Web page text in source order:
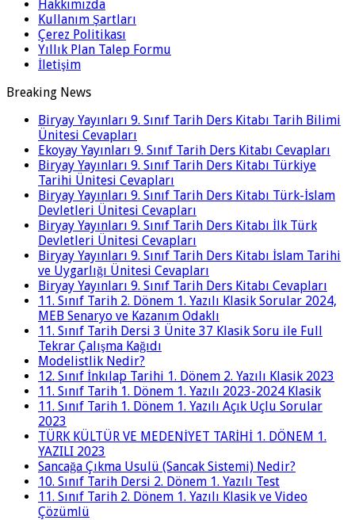
Hakkımızda
Kullanım Şartları
Çerez Politikası
Yıllık Plan Talep Formu
İletişim
Breaking News
Biryay Yayınları 9. Sınıf Tarih Ders Kitabı Tarih Bilimi
Ünitesi Cevapları
Ekoyay Yayınları 9. Sınıf Tarih Ders Kitabı Cevapları
Biryay Yayınları 9. Sınıf Tarih Ders Kitabı Türkiye
Tarihi Ünitesi Cevapları
Biryay Yayınları 9. Sınıf Tarih Ders Kitabı Türk-İslam
Devletleri Ünitesi Cevapları
Biryay Yayınları 9. Sınıf Tarih Ders Kitabı İlk Türk
Devletleri Ünitesi Cevapları
Biryay Yayınları 9. Sınıf Tarih Ders Kitabı İslam Tarihi
ve Uygarlığı Ünitesi Cevapları
Biryay Yayınları 9. Sınıf Tarih Ders Kitabı Cevapları
11. Sınıf Tarih 2. Dönem 1. Yazılı Klasik Sorular 2024,
MEB Senaryo ve Kazanım Odaklı
11. Sınıf Tarih Dersi 3 Ünite 37 Klasik Soru ile Full
Tekrar Çalışma Kağıdı
Modelistlik Nedir?
12. Sınıf İnkılap Tarihi 1. Dönem 2. Yazılı Klasik 2023
11. Sınıf Tarih 1. Dönem 1. Yazılı 2023-2024 Klasik
11. Sınıf Tarih 1. Dönem 1. Yazılı Açık Uçlu Sorular
2023
TÜRK KÜLTÜR VE MEDENİYET TARİHİ 1. DÖNEM 1.
YAZILI 2023
Sancağa Çıkma Usulü (Sancak Sistemi) Nedir?
10. Sınıf Tarih Dersi 2. Dönem 1. Yazılı Test
11. Sınıf Tarih 2. Dönem 1. Yazılı Klasik ve Video
Çözümlü